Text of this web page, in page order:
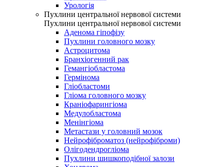
Урологія
Пухлини центральної нервової системи
Пухлини центральної нервової системи
Аденома гіпофізу
Пухлини головного мозку
Астроцитома
Бранхіогенний рак
Гемангіобластома
Гермінома
Гліобластоми
Гліома головного мозку
Краніофарингіома
Медулобластома
Менінгіома
Метастази у головний мозок
Нейрофіброматоз (нейрофіброми)
Олігодендрогліома
Пухлини шишкоподібної залози